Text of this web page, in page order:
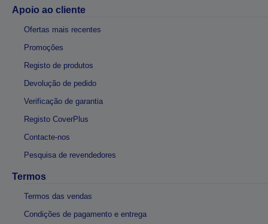
Apoio ao cliente
Ofertas mais recentes
Promoções
Registo de produtos
Devolução de pedido
Verificação de garantia
Registo CoverPlus
Contacte-nos
Pesquisa de revendedores
Termos
Termos das vendas
Condições de pagamento e entrega